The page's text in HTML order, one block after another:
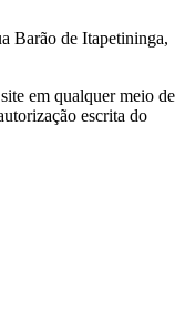
Barão de Itapetininga,
em qualquer meio de
escrita do